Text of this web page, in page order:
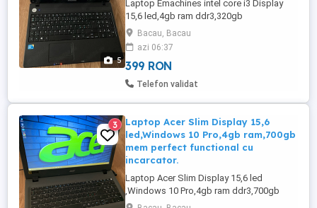
5
Laptop Emachines intel core i3 Display
15,6 led,4gb ram ddr3,320gb
memorie,Windows 10 Pro cu
incarcator.Trimit prin curier.
Bacau, Bacau
azi 06:37
399 RON
Telefon validat
3
Laptop Acer Slim Display 15,6
led,Windows 10 Pro,4gb ram,700gb
mem perfect functional cu
incarcator.
Laptop Acer Slim Display 15,6 led
,Windows 10 Pro,4gb ram ddr3,700gb
memorie perfect functional cu